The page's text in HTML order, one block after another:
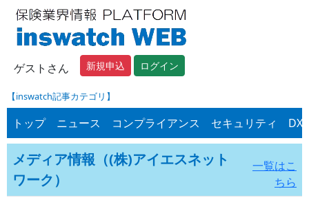
ゲストさん 新規申込 ログイン
【inswatch記事カテゴリ】
トップ ニュース コンプライアンス セキュリティ DX
メディア情報（(株)アイエスネット
ワーク）
一覧はこ
ちら